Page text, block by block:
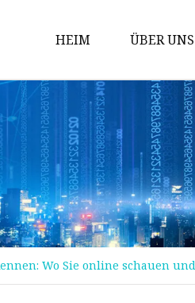
HEIM ÜBER UNS
Wo Sie online schauen